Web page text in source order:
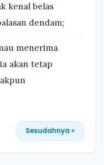
kenal belas
dendam;
menerima
akan tetap
Sesudahnya »